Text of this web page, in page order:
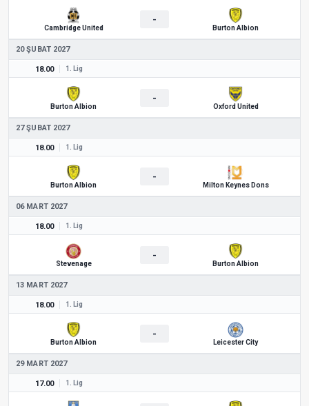
Cambridge United
-
Burton Albion
20 ŞUBAT 2027
18.00 1. Lig
Burton Albion
-
Oxford United
27 ŞUBAT 2027
18.00 1. Lig
Burton Albion
-
Milton Keynes Dons
06 MART 2027
18.00 1. Lig
Stevenage
-
Burton Albion
13 MART 2027
18.00 1. Lig
Burton Albion
-
Leicester City
29 MART 2027
17.00 1. Lig